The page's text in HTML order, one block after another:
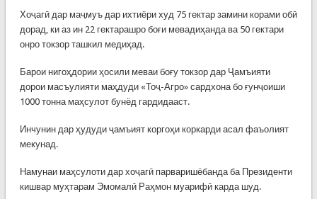
Хоҷагӣ дар маҷмуъ дар ихтиёри худ 75 гектар замини корами обӣ
дорад, ки аз ин 22 гектарашро боғи мевадиҳанда ва 50 гектари
онро токзор ташкил медиҳад.
Барои нигоҳдории ҳосили меваи боғу токзор дар Ҷамъияти
дорои масъулияти маҳдуди «Тоҷ-Агро» сардхона бо ғунҷоиши
1000 тонна маҳсулот бунёд гардидааст.
Инчунин дар ҳудуди ҷамъият коргоҳи коркарди асал фаъолият
мекунад.
Намунаи маҳсулоти дар хоҷагӣ парваришёбанда ба Президенти
кишвар муҳтарам Эмомалӣ Раҳмон муарифӣ карда шуд.